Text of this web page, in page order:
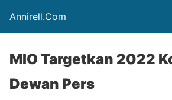
Annirell.Com
MIO Targetkan 2022
Dewan Pers